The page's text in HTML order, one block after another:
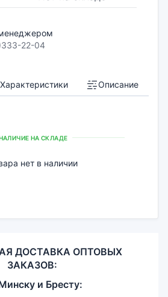
22-04
Характеристики Описание
НА СКЛАДЕ
нет в наличии
ДОСТАВКА ОПТОВЫХ
ЗАКАЗОВ:
и Бресту: